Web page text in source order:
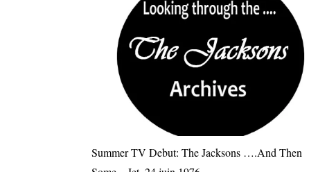
Summer TV Debut: The Jacksons ….And Then